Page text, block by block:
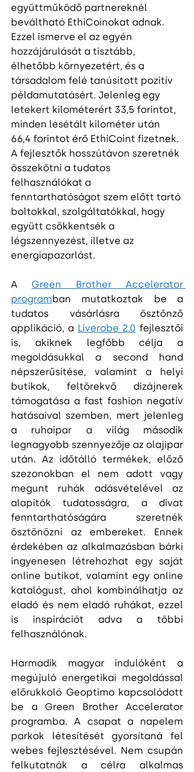
együttműködő partnereknél
beváltható EthiCoinokat adnak.
Ezzel ismerve el az egyén
hozzájárulását a tisztább,
élhetőbb környezetért, és a
társadalom felé tanúsított pozitív
példamutatásért. Jelenleg egy
letekert kilométerért 33,5 forintot,
minden lesétált kilométer után
66,4 forintot érő EthiCoint fizetnek.
A fejlesztők hosszútávon szeretnék
összekötni a tudatos
felhasználókat a
fenntarthatóságot szem előtt tartó
boltokkal, szolgáltatókkal, hogy
együtt csökkentsék a
légszennyezést, illetve az
energiapazarlást.
A Green Brother Accelerator
programban mutatkoztak be a
tudatos vásárlásra ösztönző
applikáció, a Liverobe 2.0 fejlesztői
is, akiknek legfőbb célja a
megoldásukkal a second hand
népszerűsítése, valamint a helyi
butikok, feltörekvő dizájnerek
támogatása a fast fashion negatív
hatásaival szemben, mert jelenleg
a ruhaipar a világ második
legnagyobb szennyezője az olajipar
után. Az időtálló termékek, előző
szezonokban el nem adott vagy
megunt ruhák adásvételével az
alapítók tudatosságra, a divat
fenntarthatóságára szeretnék
ösztönözni az embereket. Ennek
érdekében az alkalmazásban bárki
ingyenesen létrehozhat egy saját
online butikot, valamint egy online
katalógust, ahol kombinálhatja az
eladó és nem eladó ruhákat, ezzel
is inspirációt adva a többi
felhasználónak.
Harmadik magyar indulóként a
megújuló energetikai megoldással
előrukkoló Geoptimo kapcsolódott
be a Green Brother Accelerator
programba. A csapat a napelem
parkok létesítését gyorsítaná fel
webes fejlesztésével. Nem csupán
felkutatnák a célra alkalmas